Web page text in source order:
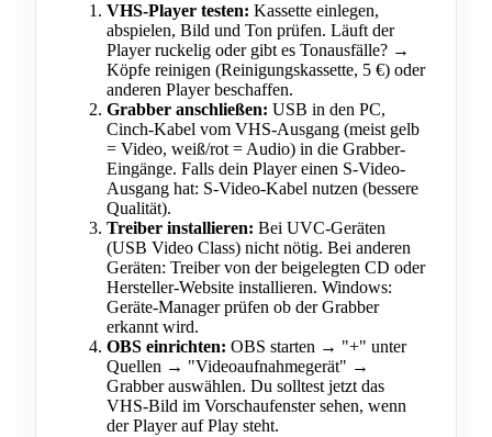
VHS-Player testen: Kassette einlegen,
abspielen, Bild und Ton prüfen. Läuft der
Player ruckelig oder gibt es Tonausfälle? →
Köpfe reinigen (Reinigungskassette, 5 €) oder
anderen Player beschaffen.
Grabber anschließen: USB in den PC,
Cinch-Kabel vom VHS-Ausgang (meist gelb
= Video, weiß/rot = Audio) in die Grabber-
Eingänge. Falls dein Player einen S-Video-
Ausgang hat: S-Video-Kabel nutzen (bessere
Qualität).
Treiber installieren: Bei UVC-Geräten
(USB Video Class) nicht nötig. Bei anderen
Geräten: Treiber von der beigelegten CD oder
Hersteller-Website installieren. Windows:
Geräte-Manager prüfen ob der Grabber
erkannt wird.
OBS einrichten: OBS starten → "+" unter
Quellen → "Videoaufnahmegerät" →
Grabber auswählen. Du solltest jetzt das
VHS-Bild im Vorschaufenster sehen, wenn
der Player auf Play steht.